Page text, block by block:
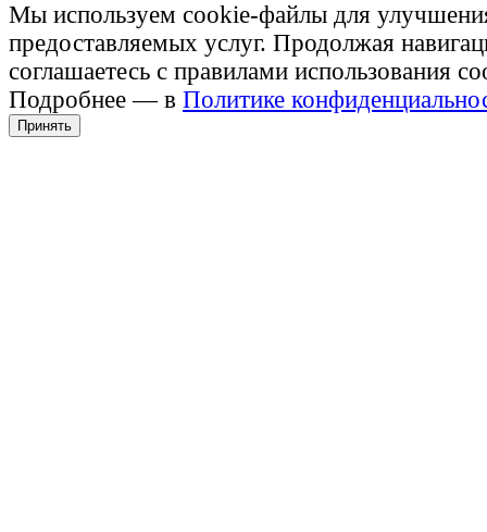
Мы используем cookie-файлы для
предоставляемых услуг. Продолжая
соглашаетесь с правилами использования
Подробнее — в Политике
Принять